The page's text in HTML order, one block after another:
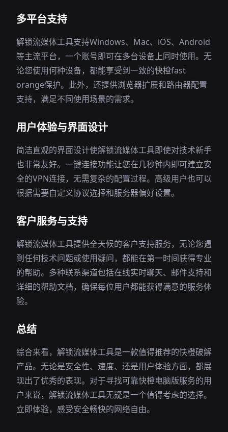
多平台支持
解锁流媒体工具支持Windows、Mac、iOS、Android
等主流平台，一个账号即可在多台设备上同时使用。无
论您使用何种设备，都能享受到一致的快橙fast
orange保护。此外，还提供浏览器扩展和路由器配置
支持，满足不同使用场景的需求。
用户体验与界面设计
简洁直观的界面设计使解锁流媒体工具即使对技术新手
也非常友好。一键连接功能让您在几秒钟内即可建立安
全的VPN连接，无需复杂的配置过程。高级用户也可以
根据需要自定义协议选择和服务器偏好设置。
客户服务与支持
解锁流媒体工具提供全天候的客户支持服务，无论您遇
到任何技术问题或使用疑问，都能在第一时间获得专业
的帮助。多种联系渠道包括在线实时聊天、邮件支持和
详细的帮助文档，确保每位用户都能获得满意的服务体
验。
总结
综合来看，解锁流媒体工具是一款值得推荐的快橙破解
产品。无论是安全性、速度、还是用户体验方面，都展
现出了优秀的表现。对于寻找可靠快橙电脑版服务的用
户来说，解锁流媒体工具无疑是一个值得考虑的选择。
立即体验，感受安全畅快的网络自由。